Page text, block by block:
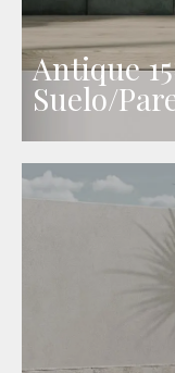
Antique
Suelo/